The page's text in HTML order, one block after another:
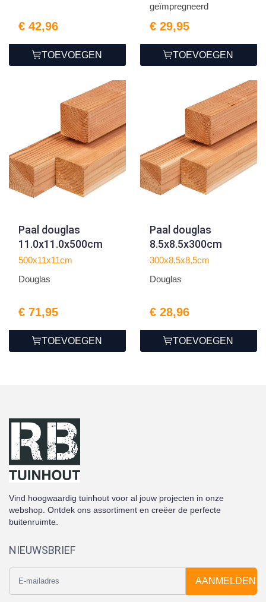
€ 42,96
TOEVOEGEN
geïmpregneerd
€ 29,95
TOEVOEGEN
Paal douglas
11.0x11.0x500cm
500x11x11cm
Douglas
€ 71,95
TOEVOEGEN
Paal douglas
8.5x8.5x300cm
300x8,5x8,5cm
Douglas
€ 28,96
TOEVOEGEN
Vind hoogwaardig tuinhout voor al jouw projecten in onze
webshop. Ontdek ons assortiment en creëer de perfecte
buitenruimte.
NIEUWSBRIEF
AANMELDEN